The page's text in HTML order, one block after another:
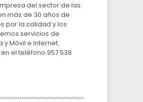
del sector de las
más de 30 años de
por la calidad y los
servicios de
y Móvil e Internet.
el teléfono 957 538